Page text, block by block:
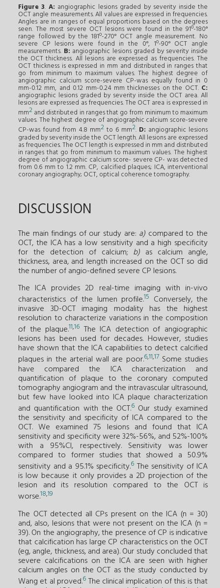
Figure 3. A: angiographic lesions graded by severity inside the
OCT angle measurements. All values are expressed in frequencies.
Angles are in ranges of equal proportions based on the degrees
seen. The most severe OCT lesions were found in the 91º-180°
range followed by the 181º-270° OCT angle measurement. No
severe CP lesions were found in the 0°, 1º-90° OCT angle
measurements. B: angiographic lesions graded by severity inside
the OCT thickness. All lesions are expressed as frequencies. The
OCT thickness is expressed in mm and distributed in ranges that
go from minimum to maximum values. The highest degree of
angiographic calcium score-severe CP-was equally found in 0
mm-0.12 mm, and 0.12 mm-0.24 mm thicknesses on the OCT. C:
angiographic lesions graded by severity inside the OCT area. All
lesions are expressed as frequencies. The OCT area is expressed in
mm2and distributed in ranges that go from minimum to maximum
values. The highest degree of angiographic calcium score-severe
CP-was found from 4.8 mm2 to 6 mm2. D: angiographic lesions
graded by severity inside the OCT length. All lesions are expressed
as frequencies. The OCT length is expressed in mm and distributed
in ranges that go from minimum to maximum values. The highest
degree of angiographic calcium score- severe CP- was detected
from 0.6 mm to 1.2 mm. CP, calcified plaques; ICA, interventional
coronary angiography; OCT, optical coherence tomography.
DISCUSSION
The main findings of our study are: a) compared to the
OCT, the ICA has a low sensitivity and a high specificity
for the detection of calcium; b) as calcium angle,
thickness, area, and length increased on the OCT so did
the number of angio-defined severe CP lesions.
The ICA provides 2D real-time imaging with in-vivo
characteristics of the lumen profile.15 Conversely, the
invasive 3D-OCT imaging modality has the highest
resolution to characterize variations in the composition
of the plaque.11,16 The ICA detection of angiographic
lesions has been used for decades. However, studies
have shown that the ICA capabilities to detect calcified
plaques in the arterial wall are poor.6,11,17Some studies
have compared the ICA characterization and
quantification of plaque to the coronary computed
tomography angiogram and the intravascular ultrasound,
but few have looked into ICA plaque characterization
and quantification with the OCT.6 Our study examined
the sensitivity and specificity of ICA compared to the
OCT. We examined 75 lesions and found that ICA
sensitivity and specificity were 32%-56%, and 52%-100%
with a 95%CI, respectively. Sensitivity was lower
compared to former studies that showed a 50.9%
sensitivity and a 95.1% specificity.6 The sensitivity of ICA
is low because it only provides a 2D projection of the
lesion and its resolution compared to the OCT is
worse.18,19
The OCT detected all CPs present on the ICA (n = 30)
and, also, lesions that were not present on the ICA (n =
39). On the angiography, the presence of CP is indicative
that calcification has large CP characteristics on the OCT
(eg, angle, thickness, and area). Our study concluded that
severe calcifications on the ICA are seen with higher
calcium angles on the OCT as the study conducted by
Wang et al proved.6 The clinical implication of this is that